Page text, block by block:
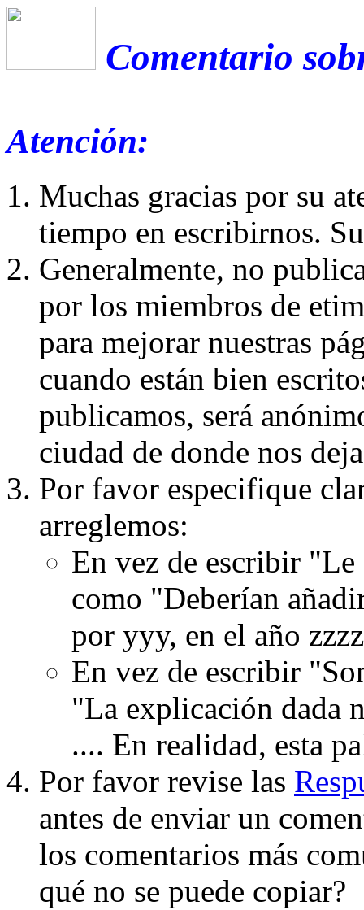
Comentario
Atención:
Muchas gracias por su
tiempo en escribirnos.
Generalmente, no
por los miembros de
para mejorar nuestras
cuando están bien
publicamos, será
ciudad de donde nos
Por favor especifique
arreglemos:
En vez de escribir
como "Deberían
por yyy, en el año
En vez de escribir
"La explicación dada
.... En realidad, esta
Por favor revise las
antes de enviar un
los comentarios más
qué no se puede copiar?